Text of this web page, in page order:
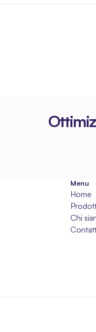
Menu
Home
Chi